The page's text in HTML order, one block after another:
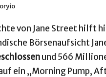
von Jane Street hilft
Börsenaufsicht
und 566
ein „Morning Pump,